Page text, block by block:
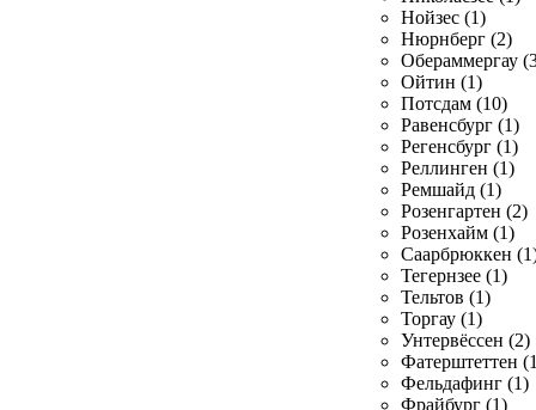
Нойзес (1)
Нюрнберг (2)
Обераммергау
Ойтин (1)
Потсдам (10)
Равенсбург (1)
Регенсбург (1)
Реллинген (1)
Ремшайд (1)
Розенгартен (2)
Розенхайм (1)
Саарбрюккен
Тегернзее (1)
Тельтов (1)
Торгау (1)
Унтервёссен (2)
Фатерштеттен
Фельдафинг (1)
Фрайбург (1)